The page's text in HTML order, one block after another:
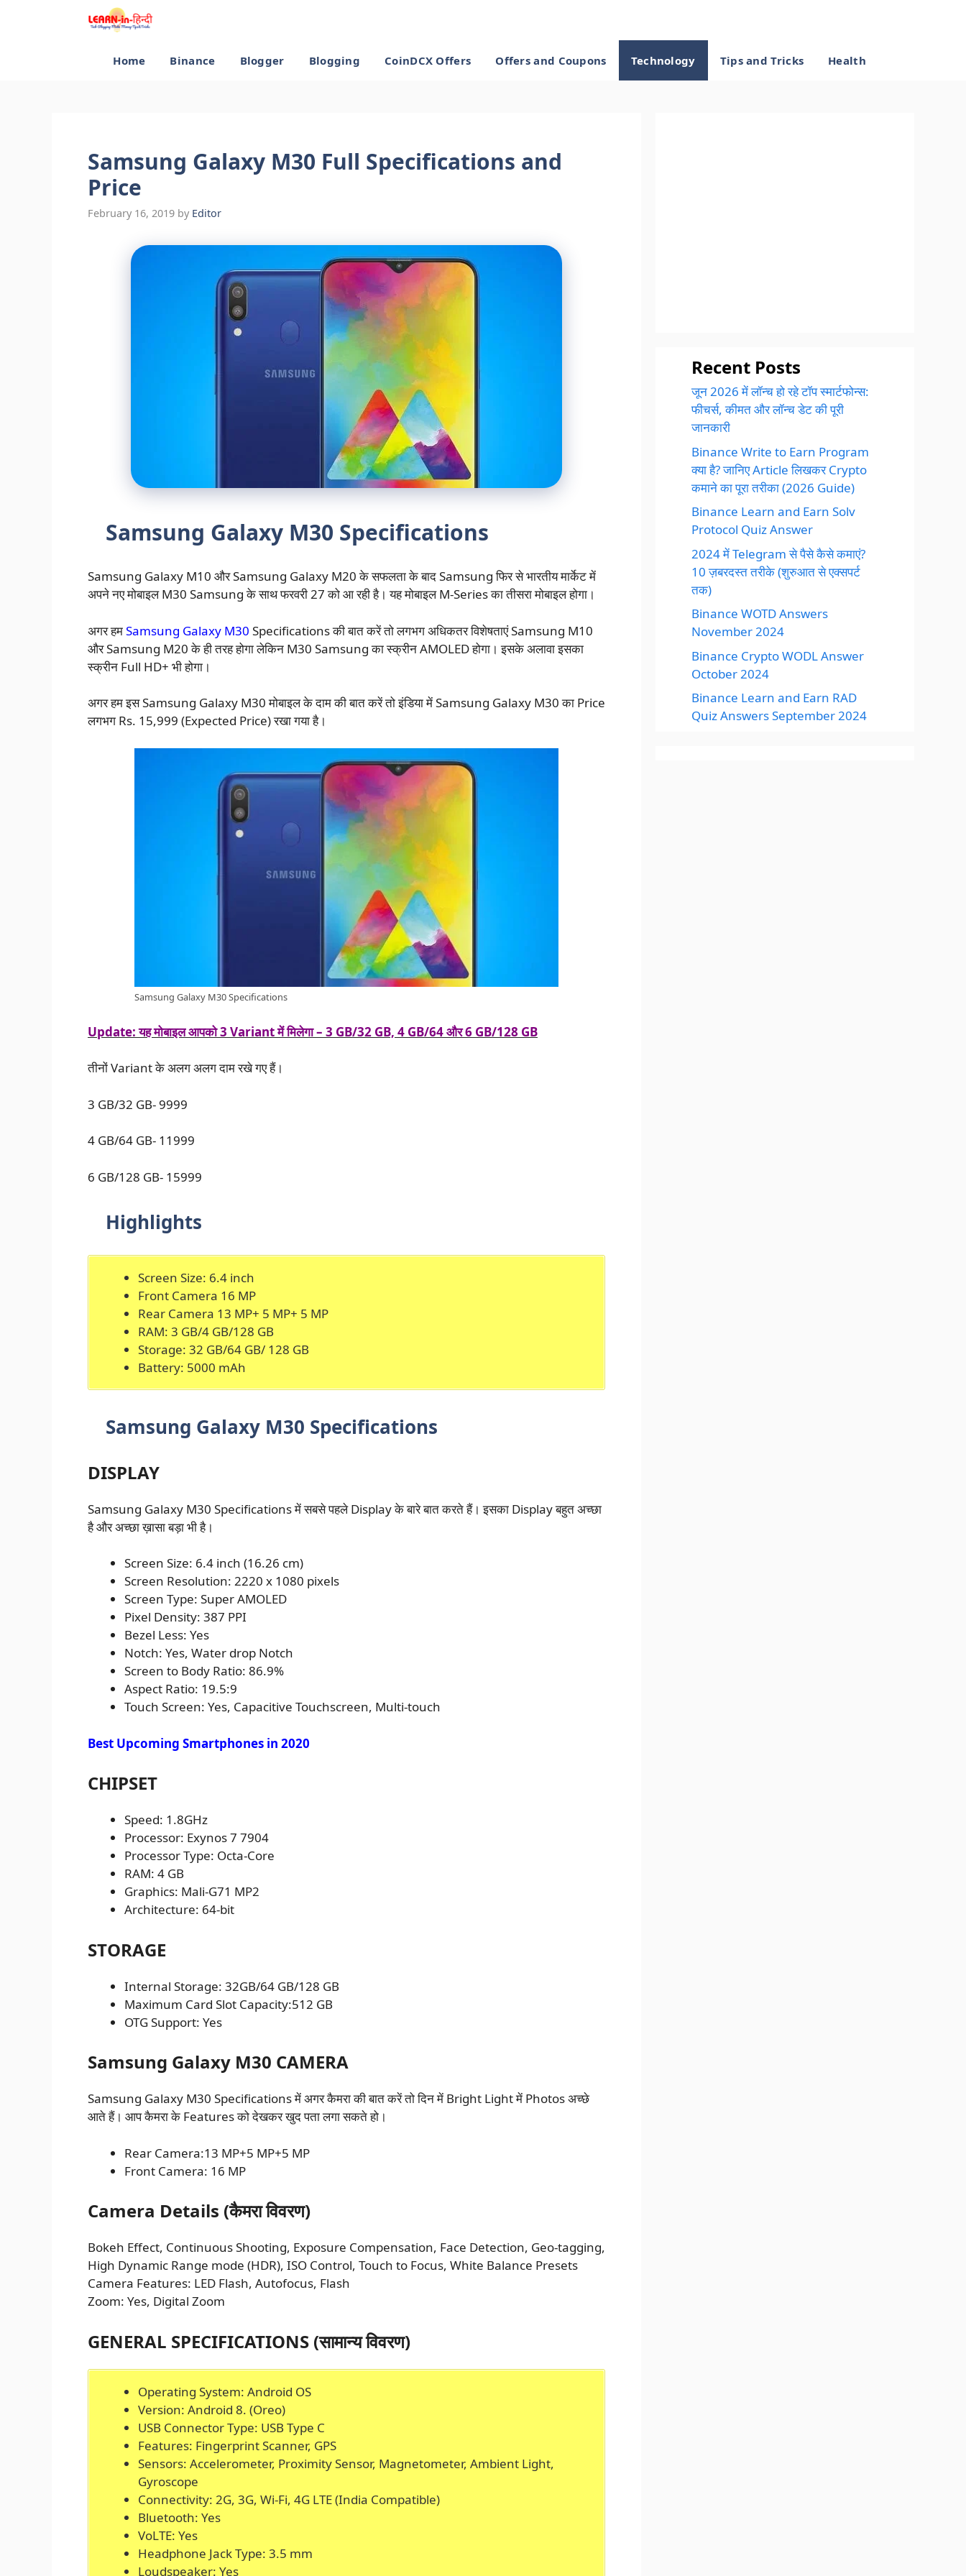
Home Binance Blogger Blogging CoinDCX Offers Offers and Coupons Technology Tips and Tricks Health
Samsung Galaxy M30 Full Specifications and
Price
February 16, 2019 by Editor
Samsung Galaxy M30 Specifications
Samsung Galaxy M10 और Samsung Galaxy M20 के सफलता के बाद Samsung फिर से भारतीय मार्केट में
अपने नए मोबाइल M30 Samsung के साथ फरवरी 27 को आ रही है। यह मोबाइल M-Series का तीसरा मोबाइल होगा।
अगर हमSamsung Galaxy M30 Specifications की बात करें तो लगभग अधिकतर विशेषताएं Samsung M10
और Samsung M20 के ही तरह होगा लेकिन M30 Samsung का स्क्रीन AMOLED होगा। इसके अलावा इसका
स्क्रीन Full HD+ भी होगा।
अगर हम इस Samsung Galaxy M30 मोबाइल के दाम की बात करें तो इंडिया में Samsung Galaxy M30 का Price
लगभग Rs. 15,999 (Expected Price) रखा गया है।
Samsung Galaxy M30 Specifications
Update: यह मोबाइल आपको 3 Variant में मिलेगा – 3 GB/32 GB, 4 GB/64 और 6 GB/128 GB
तीनों Variant के अलग अलग दाम रखे गए हैं।
3 GB/32 GB- 9999
4 GB/64 GB- 11999
6 GB/128 GB- 15999
Highlights
Screen Size: 6.4 inch
Front Camera 16 MP
Rear Camera 13 MP+ 5 MP+ 5 MP
RAM: 3 GB/4 GB/128 GB
Storage: 32 GB/64 GB/ 128 GB
Battery: 5000 mAh
Samsung Galaxy M30 Specifications
DISPLAY
Samsung Galaxy M30 Specifications में सबसे पहले Display के बारे बात करते हैं। इसका Display बहुत अच्छा
है और अच्छा ख़ासा बड़ा भी है।
Screen Size: 6.4 inch (16.26 cm)
Screen Resolution: 2220 x 1080 pixels
Screen Type: Super AMOLED
Pixel Density: 387 PPI
Bezel Less: Yes
Notch: Yes, Water drop Notch
Screen to Body Ratio: 86.9%
Aspect Ratio: 19.5:9
Touch Screen: Yes, Capacitive Touchscreen, Multi-touch
Best Upcoming Smartphones in 2020
CHIPSET
Speed: 1.8GHz
Processor: Exynos 7 7904
Processor Type: Octa-Core
RAM: 4 GB
Graphics: Mali-G71 MP2
Architecture: 64-bit
STORAGE
Internal Storage: 32GB/64 GB/128 GB
Maximum Card Slot Capacity:512 GB
OTG Support: Yes
Samsung Galaxy M30 CAMERA
Samsung Galaxy M30 Specifications में अगर कैमरा की बात करें तो दिन में Bright Light में Photos अच्छे
आते हैं। आप कैमरा के Features को देखकर खुद पता लगा सकते हो।
Rear Camera:13 MP+5 MP+5 MP
Front Camera: 16 MP
Camera Details (कैमरा विवरण)
Bokeh Effect, Continuous Shooting, Exposure Compensation, Face Detection, Geo-tagging,
High Dynamic Range mode (HDR), ISO Control, Touch to Focus, White Balance Presets
Camera Features: LED Flash, Autofocus, Flash
Zoom: Yes, Digital Zoom
GENERAL SPECIFICATIONS (सामान्य विवरण)
Operating System: Android OS
Version: Android 8. (Oreo)
USB Connector Type: USB Type C
Features: Fingerprint Scanner, GPS
Sensors: Accelerometer, Proximity Sensor, Magnetometer, Ambient Light,
Gyroscope
Connectivity: 2G, 3G, Wi-Fi, 4G LTE (India Compatible)
Bluetooth: Yes
VoLTE: Yes
Headphone Jack Type: 3.5 mm
Loudspeaker: Yes
Recent Posts
जून 2026 में लॉन्च हो रहे टॉप स्मार्टफोन्स:
फीचर्स, कीमत और लॉन्च डेट की पूरी
जानकारी
Binance Write to Earn Program
क्या है? जानिए Article लिखकर Crypto
कमाने का पूरा तरीका (2026 Guide)
Binance Learn and Earn Solv
Protocol Quiz Answer
2024 में Telegram से पैसे कैसे कमाएं?
10 ज़बरदस्त तरीके (शुरुआत से एक्सपर्ट
तक)
Binance WOTD Answers
November 2024
Binance Crypto WODL Answer
October 2024
Binance Learn and Earn RAD
Quiz Answers September 2024